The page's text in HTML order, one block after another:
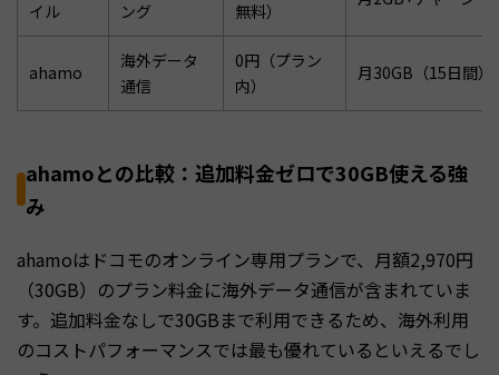
イル
ング
無料）
ahamo
海外データ
通信
0円（プラン
内）
月30GB（15日間）
ahamoとの比較：追加料金ゼロで30GB使える強
み
ahamoはドコモのオンライン専用プランで、月額2,970円
（30GB）のプラン料金に海外データ通信が含まれていま
す。追加料金なしで30GBまで利用できるため、海外利用
のコストパフォーマンスでは最も優れているといえるでし